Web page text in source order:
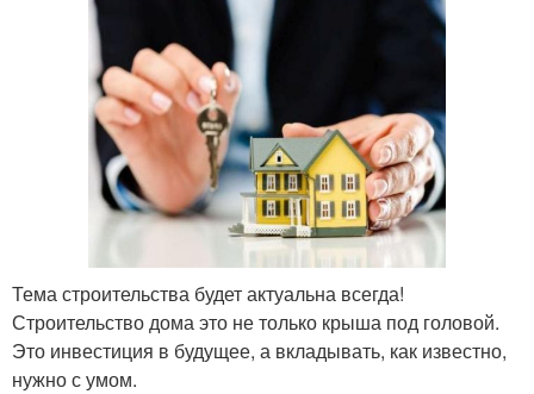
Тема строительства будет актуальна всегда!
Строительство дома это не только крыша под головой.
Это инвестиция в будущее, а вкладывать, как известно,
нужно с умом.